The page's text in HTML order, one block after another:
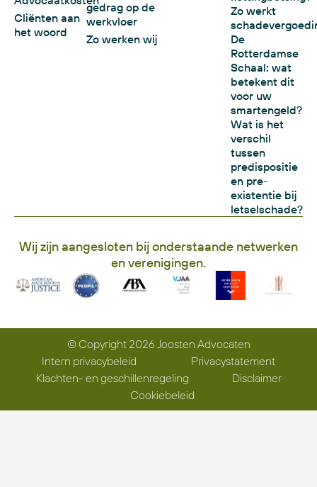
Cliënten aan
het woord
gedrag op de
werkvloer
Zo werken wij
Zo werkt
De
Rotterdamse
Schaal: wat
betekent dit
voor uw
smartengeld?
Wat is het
verschil
tussen
predispositie
en pre-
existentie bij
letselschade?
Wij zijn aangesloten bij onderstaande netwerken
en verenigingen.
© Copyright 2026 Joosten Advocaten
Intern privacybeleid
Privacystatement
Klachten- en geschillenregeling
Disclaimer
Cookiebeleid